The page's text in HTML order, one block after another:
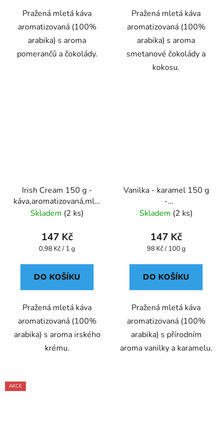
Pražená mletá káva
aromatizovaná (100%
arabika) s aroma
pomerančů a čokolády.
Pražená mletá káva
aromatizovaná (100%
arabika) s aroma
smetanové čokolády a
kokosu.
Irish Cream 150 g -
káva,aromatizovaná,mletá
- Oxalis
Skladem (2 ks)
147 Kč
Měrná
0,98 Kč / 1 g
DO KOŠÍKU
Pražená mletá káva
aromatizovaná (100%
arabika) s aroma irského
krému.
Vanilka - karamel 150 g
-
káva,aromatizovaná,mletá
Skladem (2 ks)
147 Kč
Měrná
98 Kč / 100 g
DO KOŠÍKU
Pražená mletá káva
aromatizovaná (100%
arabika) s přírodním
aroma vanilky a karamelu.
AKCE